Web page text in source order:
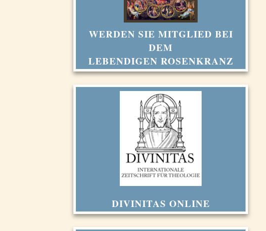
WERDEN SIE MITGLIED BEI
DEM
LEBENDIGEN ROSENKRANZ
DIVINITAS ONLINE